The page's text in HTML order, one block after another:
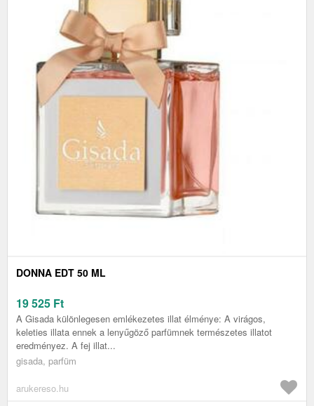
DONNA EDT 50 ML
19 525 Ft
A Gisada különlegesen emlékezetes illat élménye: A virágos,
keleties illata ennek a lenyűgöző parfümnek természetes illatot
eredményez. A fej illat...
gisada, parfüm
arukereso.hu